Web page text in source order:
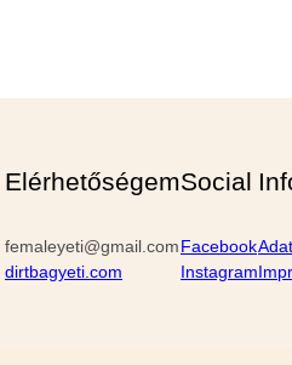
Elérhetőségem
femaleyeti@gmail.com
dirtbagyeti.com
Social
Facebook
Instagram